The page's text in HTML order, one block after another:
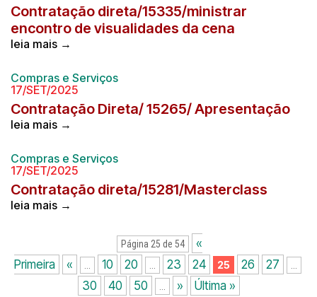
Contratação direta/15335/ministrar
encontro de visualidades da cena
leia mais →
Compras e Serviços
17/SET/2025
Contratação Direta/ 15265/ Apresentação
leia mais →
Compras e Serviços
17/SET/2025
Contratação direta/15281/Masterclass
leia mais →
Página 25 de 54
«
Primeira
« 10 20 23 24 25 26 27
30 40 50 » Última »